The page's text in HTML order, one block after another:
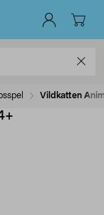
Vildkatten